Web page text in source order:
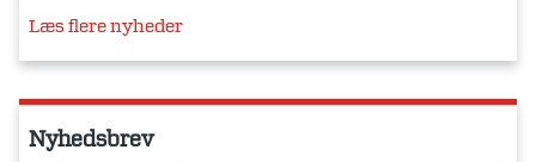
Læs flere nyheder
Nyhedsbrev